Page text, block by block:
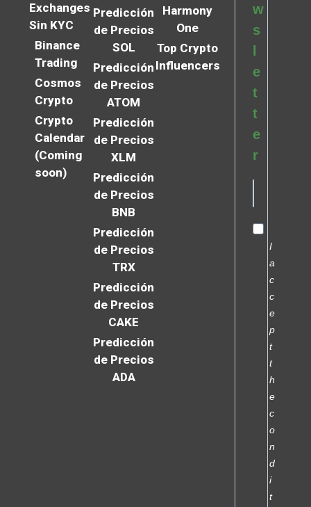
Exchanges
Sin KYC
Binance
Trading
Cosmos
Crypto
Crypto
Calendar
(Coming
soon)
Predicción
de Precios
SOL
Predicción
de Precios
ATOM
Predicción
de Precios
XLM
Predicción
de Precios
BNB
Predicción
de Precios
TRX
Predicción
de Precios
CAKE
Predicción
de Precios
ADA
Harmony
One
Top Crypto
Influencers
w
s
e
t
t
e
r
I
a
c
c
e
p
t
t
h
e
c
o
n
d
i
t